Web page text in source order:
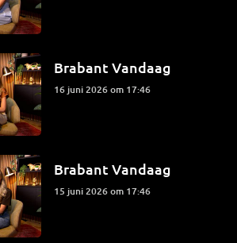
Brabant Vandaag
16 juni 2026 om 17:46
Brabant Vandaag
15 juni 2026 om 17:46